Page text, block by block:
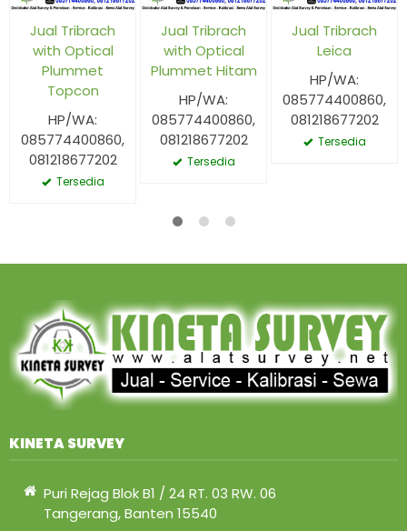
Jual Tribrach
with Optical
Plummet
Topcon
HP/WA:
085774400860,
081218677202
Tersedia
Jual Tribrach
with Optical
Plummet Hitam
HP/WA:
085774400860,
081218677202
Tersedia
Jual Tribrach
Leica
HP/WA:
085774400860,
081218677202
Tersedia
KINETA SURVEY
Puri Rejag Blok B1 / 24 RT. 03 RW. 06
Tangerang, Banten 15540